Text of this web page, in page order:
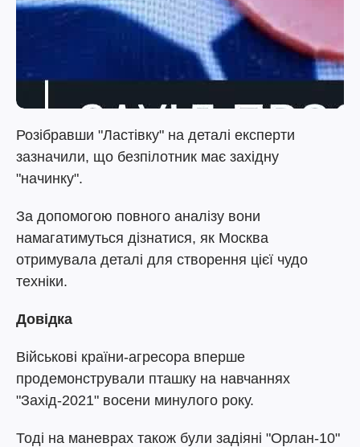
Розібравши "Ластівку" на деталі експерти
зазначили, що безпілотник має західну
"начинку".
За допомогою повного аналізу вони
намагатимуться дізнатися, як Москва
отримувала деталі для створення цієї чудо
техніки.
Довідка
Військові країни-агресора вперше
продемонстрували пташку на навчаннях
"Захід-2021" восени минулого року.
Тоді на маневрах також були задіяні "Орлан-10"